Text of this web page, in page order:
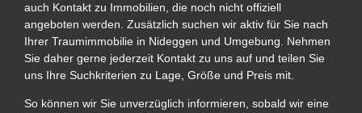
auch Kontakt zu Immobilien, die noch nicht offiziell
angeboten werden. Zusätzlich suchen wir aktiv für Sie nach
Ihrer Traumimmobilie in Nideggen und Umgebung. Nehmen
Sie daher gerne jederzeit Kontakt zu uns auf und teilen Sie
uns Ihre Suchkriterien zu Lage, Größe und Preis mit.
So können wir Sie unverzüglich informieren, sobald wir eine